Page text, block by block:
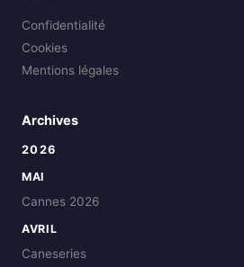
Confidentialité
Cookies
Mentions légales
Archives
2026
MAI
Cannes 2026
AVRIL
Caneseries